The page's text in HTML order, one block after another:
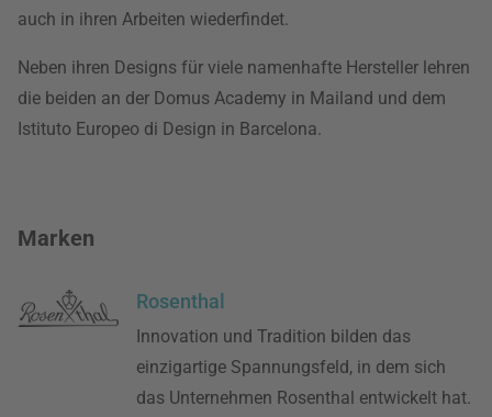
auch in ihren Arbeiten wiederfindet.
Neben ihren Designs für viele namenhafte Hersteller lehren
die beiden an der Domus Academy in Mailand und dem
Istituto Europeo di Design in Barcelona.
Marken
Rosenthal
Innovation und Tradition bilden das
einzigartige Spannungsfeld, in dem sich
das Unternehmen Rosenthal entwickelt hat.